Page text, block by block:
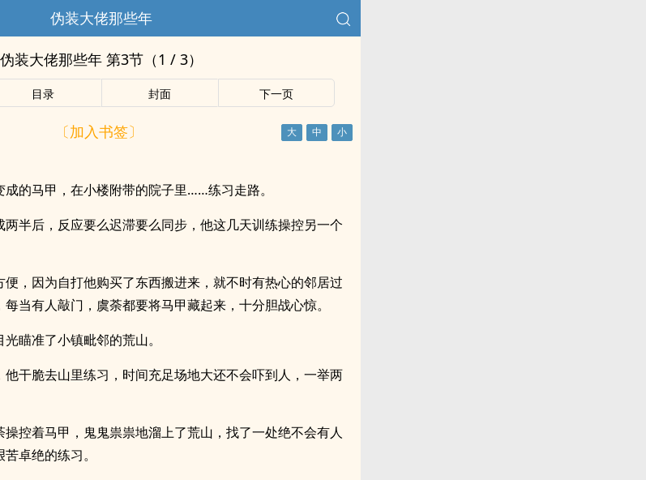
伪装大佬那些年
伪装大佬那些年 第3节（1 / 3）
目录 封面 下一页
〔加入书签〕
的马甲，在小楼附带的院子里……练习走路。
两半后，反应要么迟滞要么同步，他这几天训练操控另一个
，因为自打他购买了东西搬进来，就不时有热心的邻居过
当有人敲门，虞荼都要将马甲藏起来，十分胆战心惊。
瞄准了小镇毗邻的荒山。
他干脆去山里练习，时间充足场地大还不会吓到人，一举两
控着马甲，鬼鬼祟祟地溜上了荒山，找了一处绝不会有人
卓绝的练习。